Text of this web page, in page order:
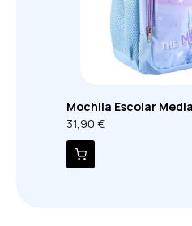
Mochila Escolar
31,90 €